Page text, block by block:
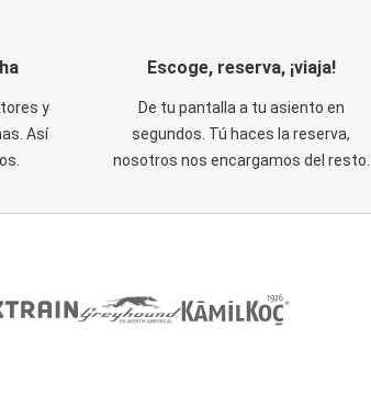
y
Así
Escoge, reserva, ¡viaja!
De tu pantalla a tu asiento en
segundos. Tú haces la reserva,
nosotros nos encargamos del resto.